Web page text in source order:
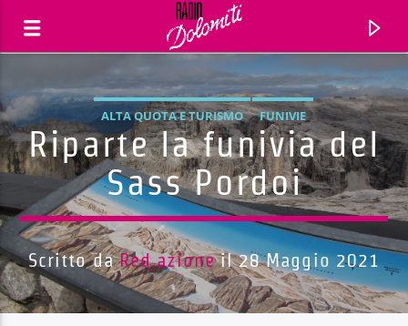
ALTA QUOTA E TURISMO FUNIVIE
Riparte la funivia del
Sass Pordoi
Scritto daRed.azioneil 28 Maggio 2021